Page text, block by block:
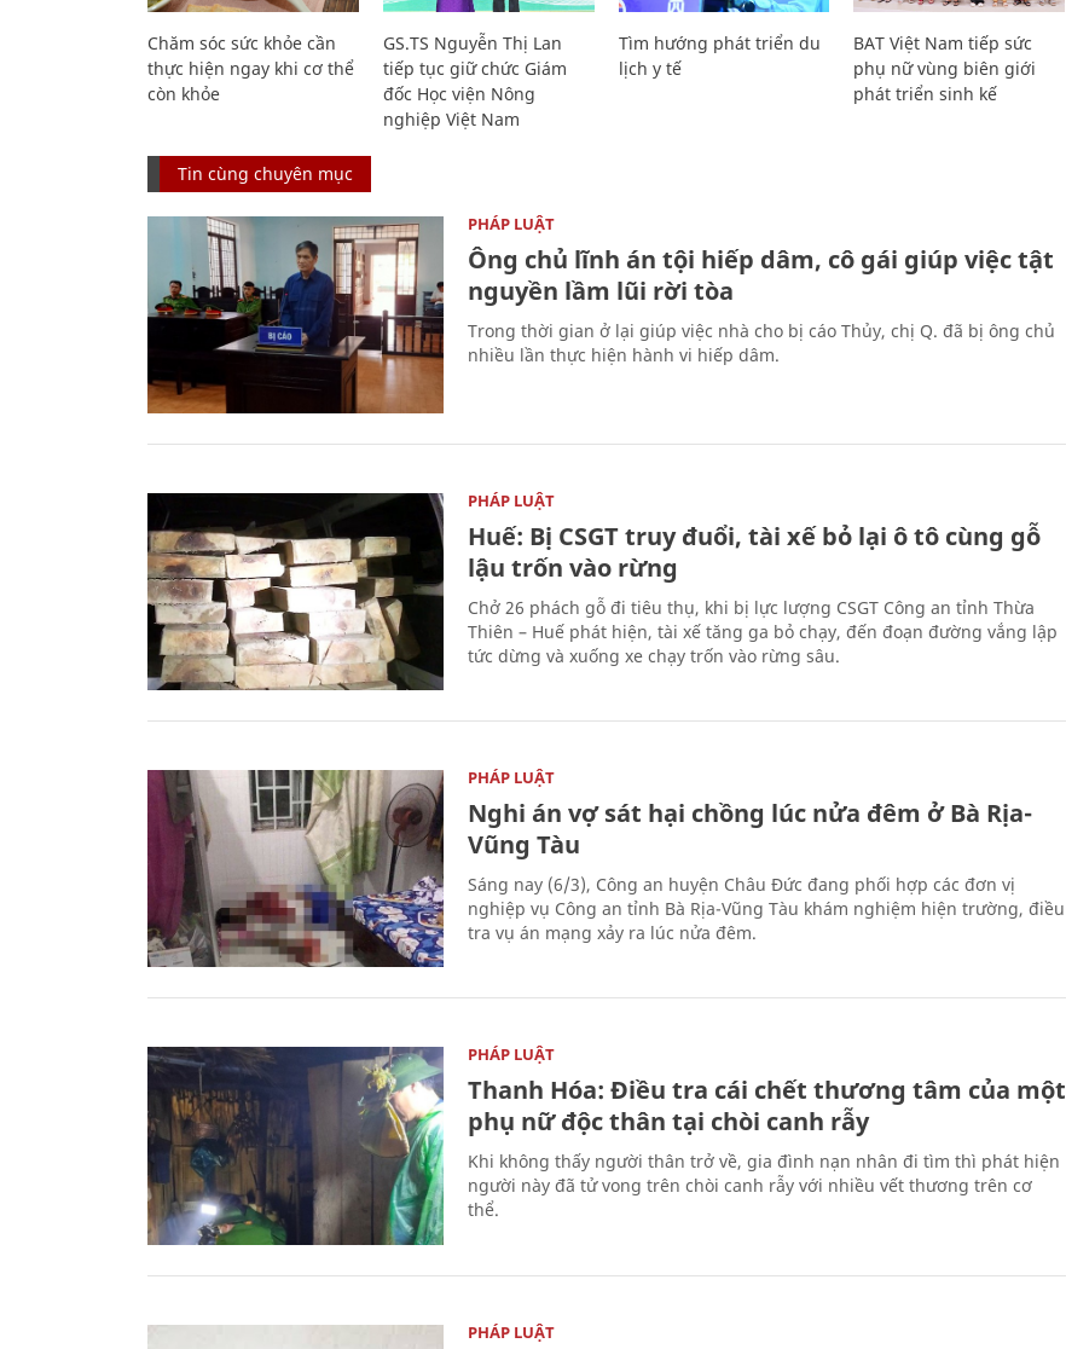
Chăm sóc sức khỏe cần
thực hiện ngay khi cơ thể
còn khỏe
GS.TS Nguyễn Thị Lan
tiếp tục giữ chức Giám
đốc Học viện Nông
nghiệp Việt Nam
Tìm hướng phát triển du
lịch y tế
BAT Việt Nam tiếp sức
phụ nữ vùng biên giới
phát triển sinh kế
Tin cùng chuyên mục
PHÁP LUẬT
Ông chủ lĩnh án tội hiếp dâm, cô gái giúp việc tật
nguyền lầm lũi rời tòa
Trong thời gian ở lại giúp việc nhà cho bị cáo Thủy, chị Q. đã bị ông chủ
nhiều lần thực hiện hành vi hiếp dâm.
PHÁP LUẬT
Huế: Bị CSGT truy đuổi, tài xế bỏ lại ô tô cùng gỗ
lậu trốn vào rừng
Chở 26 phách gỗ đi tiêu thụ, khi bị lực lượng CSGT Công an tỉnh Thừa
Thiên – Huế phát hiện, tài xế tăng ga bỏ chạy, đến đoạn đường vắng lập
tức dừng và xuống xe chạy trốn vào rừng sâu.
PHÁP LUẬT
Nghi án vợ sát hại chồng lúc nửa đêm ở Bà Rịa-
Vũng Tàu
Sáng nay (6/3), Công an huyện Châu Đức đang phối hợp các đơn vị
nghiệp vụ Công an tỉnh Bà Rịa-Vũng Tàu khám nghiệm hiện trường, điều
tra vụ án mạng xảy ra lúc nửa đêm.
PHÁP LUẬT
Thanh Hóa: Điều tra cái chết thương tâm của một
phụ nữ độc thân tại chòi canh rẫy
Khi không thấy người thân trở về, gia đình nạn nhân đi tìm thì phát hiện
người này đã tử vong trên chòi canh rẫy với nhiều vết thương trên cơ
thể.
PHÁP LUẬT